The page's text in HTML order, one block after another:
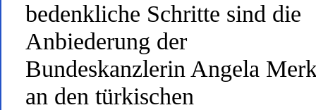
bedenkliche Schritte sind die
Anbiederung der
Bundeskanzlerin Angela
an den türkischen